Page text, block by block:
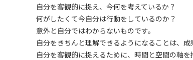
自分を客観的に捉え、今何を考えているか？
何がしたくて今自分は行動をしているのか？
意外と自分ではわからないものです。
自分をきちんと理解できるようになることは、
自分を客観的に捉えるために、時間と空間の軸